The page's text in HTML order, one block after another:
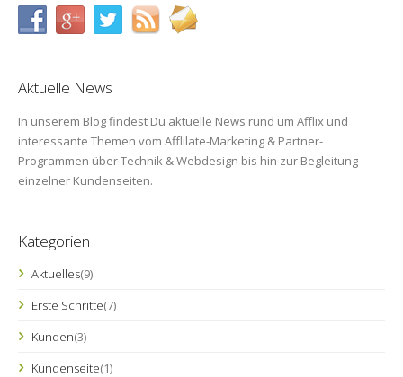
Aktuelle News
In unserem Blog findest Du aktuelle News rund um Afflix und
interessante Themen vom Afflilate-Marketing & Partner-
Programmen über Technik & Webdesign bis hin zur Begleitung
einzelner Kundenseiten.
Kategorien
Aktuelles(9)
Erste Schritte(7)
Kunden(3)
Kundenseite(1)